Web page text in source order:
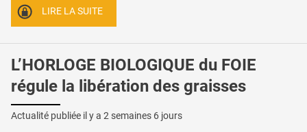
LIRE LA SUITE
L’HORLOGE BIOLOGIQUE du FOIE
régule la libération des graisses
Actualité publiée il y a 2 semaines 6 jours